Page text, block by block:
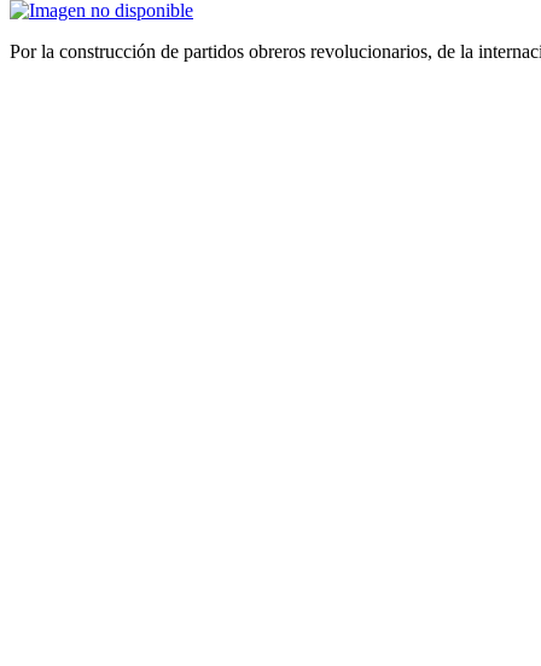
Por la construcción de partidos obreros revolucionarios, de la